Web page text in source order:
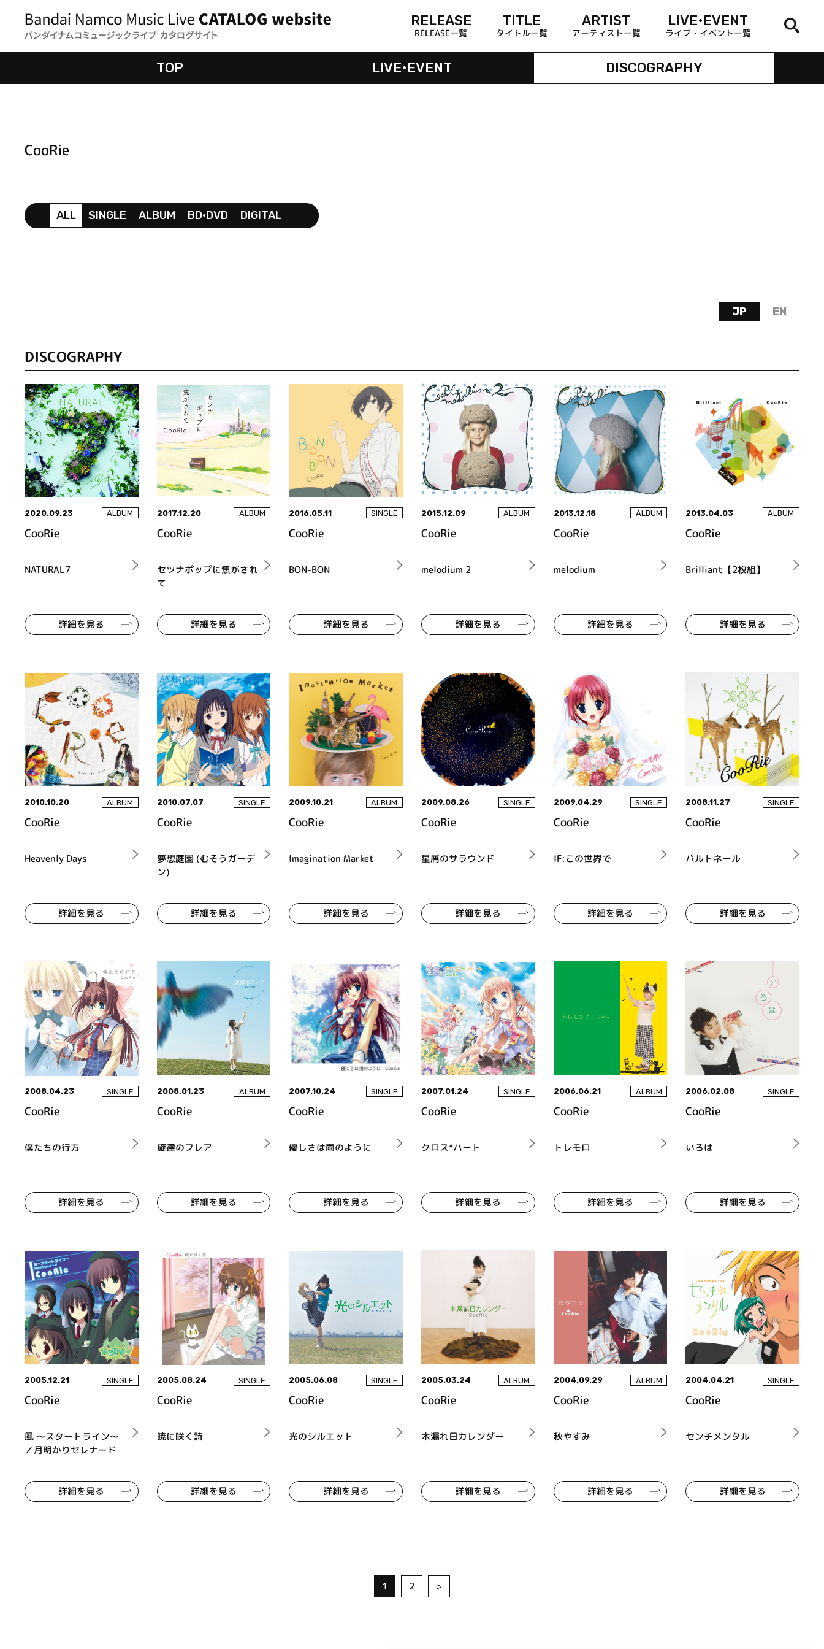
RELEASE
RELEASE一覧
TITLE
タイトル一覧
ARTIST
アーティスト一覧
LIVE•EVENT
ライブ・イベント一覧
TOP LIVE•EVENT DISCOGRAPHY
CooRie
ALL SINGLE ALBUM BD•DVD DIGITAL
JP EN
DISCOGRAPHY
2020.09.23 ALBUM
CooRie
NATURAL7
詳細を見る
2017.12.20 ALBUM
CooRie
セツナポップに焦がされ
て
詳細を見る
2016.05.11 SINGLE
CooRie
BON-BON
詳細を見る
2015.12.09 ALBUM
CooRie
melodium 2
詳細を見る
2013.12.18 ALBUM
CooRie
melodium
詳細を見る
2013.04.03 ALBUM
CooRie
Brilliant【2枚組】
詳細を見る
2010.10.20 ALBUM
CooRie
Heavenly Days
詳細を見る
2010.07.07 SINGLE
CooRie
夢想庭園 (むそうガーデ
ン)
詳細を見る
2009.10.21 ALBUM
CooRie
Imagination Market
詳細を見る
2009.08.26 SINGLE
CooRie
星屑のサラウンド
詳細を見る
2009.04.29 SINGLE
CooRie
IF:この世界で
詳細を見る
2008.11.27 SINGLE
CooRie
パルトネール
詳細を見る
2008.04.23 SINGLE
CooRie
僕たちの行方
詳細を見る
2008.01.23 ALBUM
CooRie
旋律のフレア
詳細を見る
2007.10.24 SINGLE
CooRie
優しさは雨のように
詳細を見る
2007.01.24 SINGLE
CooRie
クロス*ハート
詳細を見る
2006.06.21 ALBUM
CooRie
トレモロ
詳細を見る
2006.02.08 SINGLE
CooRie
いろは
詳細を見る
2005.12.21 SINGLE
CooRie
風 ～スタートライン～
／月明かりセレナード
詳細を見る
2005.08.24 SINGLE
CooRie
暁に咲く詩
詳細を見る
2005.06.08 SINGLE
CooRie
光のシルエット
詳細を見る
2005.03.24 ALBUM
CooRie
木漏れ日カレンダー
詳細を見る
2004.09.29 ALBUM
CooRie
秋やすみ
詳細を見る
2004.04.21 SINGLE
CooRie
センチメンタル
詳細を見る
1 2 >